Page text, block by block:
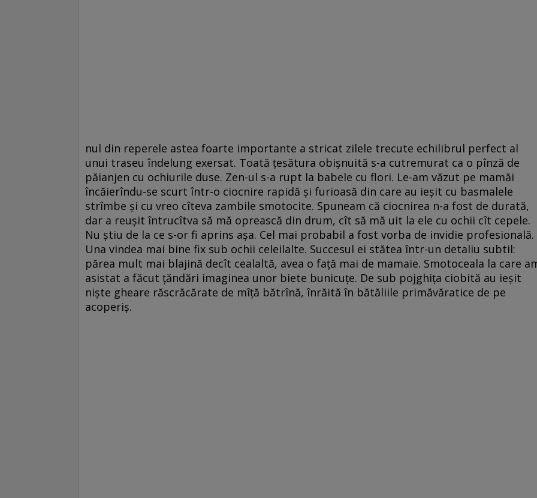
nul din reperele astea foarte importante a stricat zilele trecute echilibrul perfect al
unui traseu îndelung exersat. Toată ţesătura obişnuită s-a cutremurat ca o pînză de
păianjen cu ochiurile duse. Zen-ul s-a rupt la babele cu flori. Le-am văzut pe mamăi
încăierîndu-se scurt într-o ciocnire rapidă şi furioasă din care au ieşit cu basmalele
strîmbe şi cu vreo cîteva zambile smotocite. Spuneam că ciocnirea n-a fost de durată,
dar a reuşit întrucîtva să mă oprească din drum, cît să mă uit la ele cu ochii cît cepele.
Nu ştiu de la ce s-or fi aprins aşa. Cel mai probabil a fost vorba de invidie profesională.
Una vindea mai bine fix sub ochii celeilalte. Succesul ei stătea într-un detaliu subtil:
părea mult mai blajină decît cealaltă, avea o faţă mai de mamaie. Smotoceala la care
asistat a făcut ţăndări imaginea unor biete bunicuţe. De sub pojghiţa ciobită au ieşit
nişte gheare răscrăcărate de mîţă bătrînă, înrăită în bătăliile primăvăratice de pe
acoperiş.